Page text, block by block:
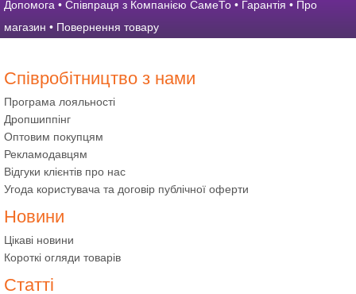
Допомога • Співпраця з Компанією СамеТо • Гарантія • Про
магазин • Повернення товару
Співробітництво з нами
Програма лояльності
Дропшиппінг
Оптовим покупцям
Рекламодавцям
Відгуки клієнтів про нас
Угода користувача та договір публічної оферти
Новини
Цікаві новини
Короткі огляди товарів
Статті